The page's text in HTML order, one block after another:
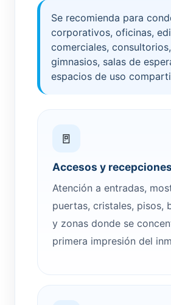
Se recomienda para
corporativos, oficinas,
comerciales,
gimnasios, salas de
espacios de uso
🚪
Accesos y recepciones
Atención a entradas,
puertas, cristales, pisos,
y zonas donde se
primera impresión del